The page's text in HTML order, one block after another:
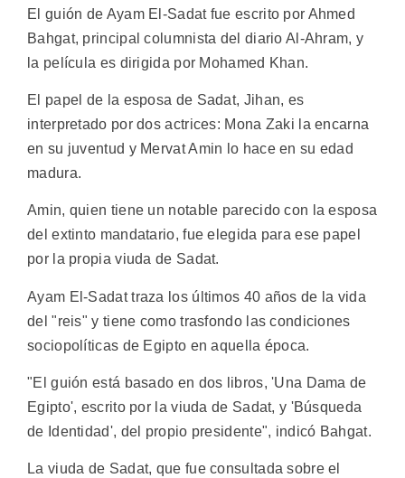
El guión de Ayam El-Sadat fue escrito por Ahmed
Bahgat, principal columnista del diario Al-Ahram, y
la película es dirigida por Mohamed Khan.
El papel de la esposa de Sadat, Jihan, es
interpretado por dos actrices: Mona Zaki la encarna
en su juventud y Mervat Amin lo hace en su edad
madura.
Amin, quien tiene un notable parecido con la esposa
del extinto mandatario, fue elegida para ese papel
por la propia viuda de Sadat.
Ayam El-Sadat traza los últimos 40 años de la vida
del "reis" y tiene como trasfondo las condiciones
sociopolíticas de Egipto en aquella época.
"El guión está basado en dos libros, 'Una Dama de
Egipto', escrito por la viuda de Sadat, y 'Búsqueda
de Identidad', del propio presidente", indicó Bahgat.
La viuda de Sadat, que fue consultada sobre el